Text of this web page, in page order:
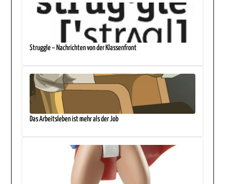
Struggle – Nachrichten von der Klassenfront
Das Arbeitsleben ist mehr als der Job